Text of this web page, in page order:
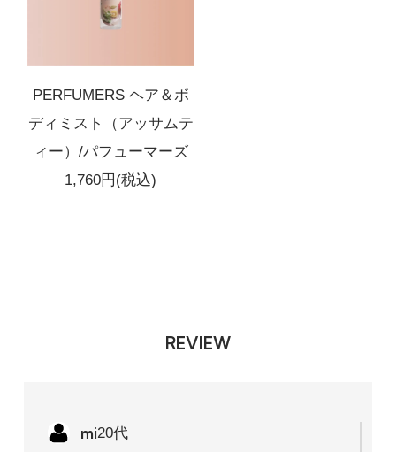
PERFUMERS ヘア＆ボ
ディミスト（アッサムテ
ィー）/パフューマーズ
1,760円(税込)
REVIEW
mi20代